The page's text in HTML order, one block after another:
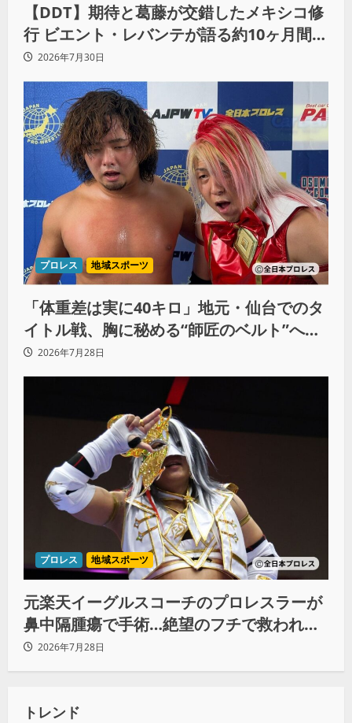
【DDT】期待と葛藤が交錯したメキシコ修
行 ビエント・レバンテが語る約10ヶ月間の
苦悩「くすぶっている自分に腹を立ててい
る」
2026年7月30日
プロレス 地域スポーツ
「体重差は実に40キロ」地元・仙台でのタ
イトル戦、胸に秘める“師匠のベルト”への
想いと同期決戦への決意
2026年7月28日
プロレス 地域スポーツ
元楽天イーグルスコーチのプロレスラーが
鼻中隔腫瘍で手術…絶望のフチで救われた
リーダーの言葉
2026年7月28日
トレンド